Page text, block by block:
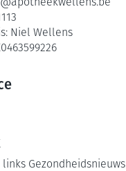
apotheekwellens.be
Niel Wellens
links Gezondheidsnieuws